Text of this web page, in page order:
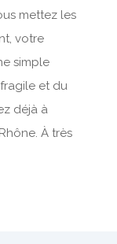
mettez les
votre
simple
et du
déjà à
À très